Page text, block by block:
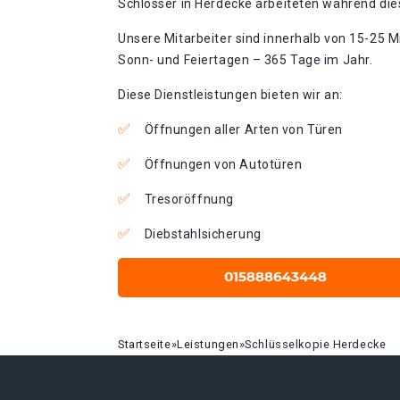
Schlosser in Herdecke arbeiteten während
Unsere Mitarbeiter sind innerhalb von 15-25
Sonn- und Feiertagen – 365 Tage im Jahr.
Diese Dienstleistungen bieten wir an:
Öffnungen aller Arten von Türen
Öffnungen von Autotüren
Tresoröffnung
Diebstahlsicherung
Startseite»Leistungen»Schlüsselkopie Herdecke